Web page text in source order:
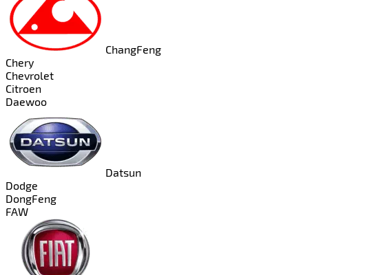
ChangFeng
Chery
Chevrolet
Citroen
Daewoo
Datsun
Dodge
DongFeng
FAW